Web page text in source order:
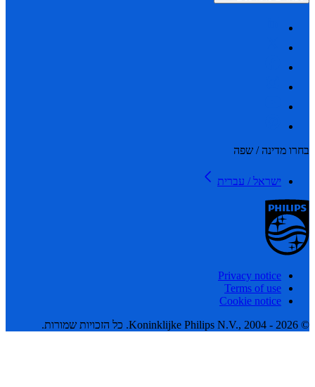
מדינה / שפה
ישראל / עברית
Privacy notice
Terms of use
Cookie notice